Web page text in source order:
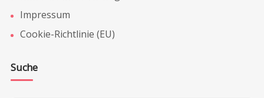
Impressum
Cookie-Richtlinie (EU)
Suche